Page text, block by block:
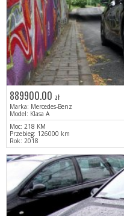
889900.00 zł
Marka: Mercedes-Benz
Model: Klasa A
Moc: 218 KM
Przebieg: 126000 km
Rok: 2018